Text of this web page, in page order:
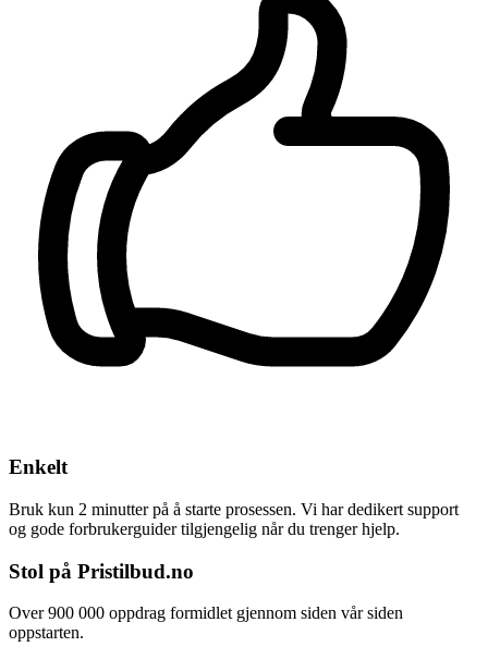
Enkelt
Bruk kun 2 minutter på å starte prosessen. Vi har dedikert support
og gode forbrukerguider tilgjengelig når du trenger hjelp.
Stol på Pristilbud.no
Over 900 000 oppdrag formidlet gjennom siden vår siden
oppstarten.